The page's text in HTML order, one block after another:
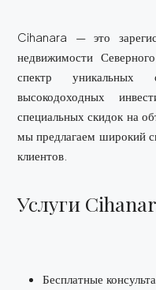
Cihanara — это
недвижимости
спектр уникальных
высокодоходных
специальных скидок на
мы предлагаем широкий
клиентов.
Услуги
Бесплатные